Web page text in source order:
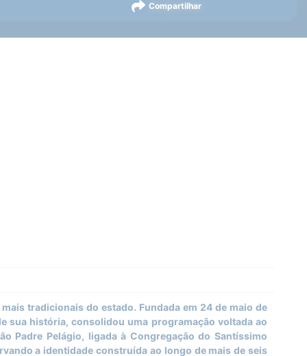
Compartilhar
tradicionais do estado. Fundada em 24 de maio de
sua história, consolidou uma programação voltada ao
Padre Pelágio, ligada à Congregação do Santíssimo
a identidade construída ao longo de mais de seis